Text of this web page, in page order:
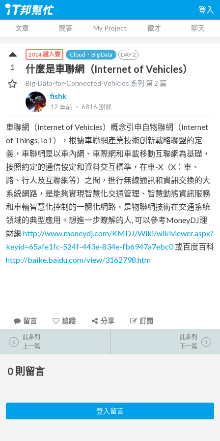
登入
文章 問答 My Project 徵才 聊天
2014 鐵人賽 Cloud、Big Data DAY2
什麼是車聯網（Internet of Vehicles）
Big-Data-for-Connected-Vehicles 系列 第2 篇
fishk
12 年前 ‧ 6816 瀏覽
1
車聯網（Internet of Vehicles）概念引申自物聯網（Internet
of Things, IoT），根據車聯網產業技術創新戰略聯盟的定
義，車聯網是以車內網、車際網和車載移動互聯網為基礎，
按照約定的通信協定和資料交互標準，在車-X（X：車、
路、行人及互聯網等）之間，進行無線通訊和資訊交換的大
系統網路，是能夠實現智慧化交通管理、智慧動態資訊服務
和車輛智慧化控制的一體化網路，是物聯網技術在交通系統
領域的典型應用。想進一步瞭解的人, 可以參考MoneyDJ理
財網 http://www.moneydj.com/KMDJ/Wiki/wikiviewer.aspx?
keyid=65afe1fc-524f-443e-834e-fb6947a7ebc0或百度百科
http://baike.baidu.com/view/3162798.htm
留言 追蹤 分享 訂閱
此系列
上一篇
此系列
下一篇
0 則留言
登入留言